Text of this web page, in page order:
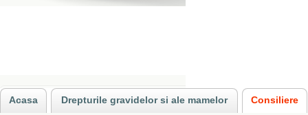
Acasa » Stimulent de insertie -
Acasa Drepturile gravidelor si ale mamelor Consiliere